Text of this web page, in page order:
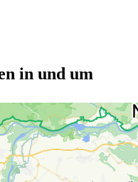
in und um